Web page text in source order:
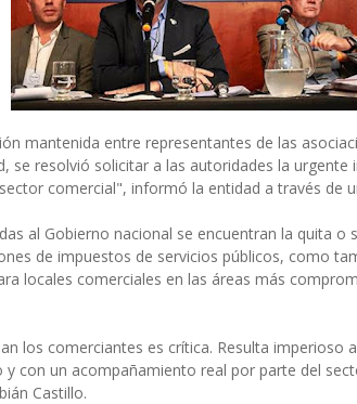
mantenida entre representantes de las
se resolvió solicitar a las autoridades la urgente
comercial", informó la entidad a través de
al Gobierno nacional se encuentran la quita o
de impuestos de servicios públicos, como
locales comerciales en las áreas más
los comerciantes es crítica. Resulta imperioso
y con un acompañamiento real por parte del
Castillo.